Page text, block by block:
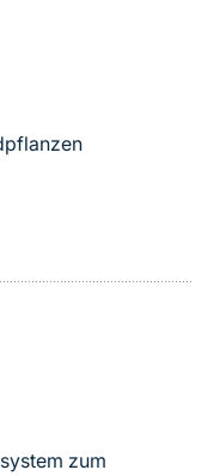
zum